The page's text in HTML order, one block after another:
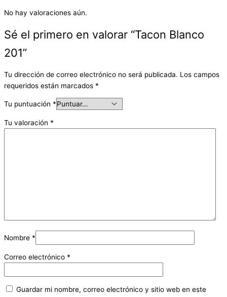
No hay valoraciones aún.
Sé el primero en valorar “Tacon Blanco
201”
Tu dirección de correo electrónico no será publicada. Los campos
requeridos están marcados *
Tu puntuación *
Tu valoración *
Nombre *
Correo electrónico *
Guardar mi nombre, correo electrónico y sitio web en este